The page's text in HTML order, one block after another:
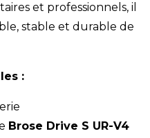
et professionnels, il
stable et durable de
:
Brose Drive S UR-V4